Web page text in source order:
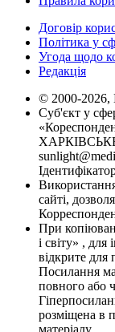
Договір
Політика у
Угода щодо
Редакція
© 2000-2026,
Суб'єкт у
ХАРКІВСЬКЕ
сайті,
При
і світу» ,
відкрите для
Посилання
повного або
розміщена в
матеріалу.